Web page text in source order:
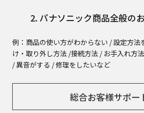
2. パナソニック商品全般の
例：商品の使い方がわからない / 設定方法
け・取り外し方法 /接続方法 / お手入れ方
/ 異音がする / 修理をしたいなど
総合お客様サポー